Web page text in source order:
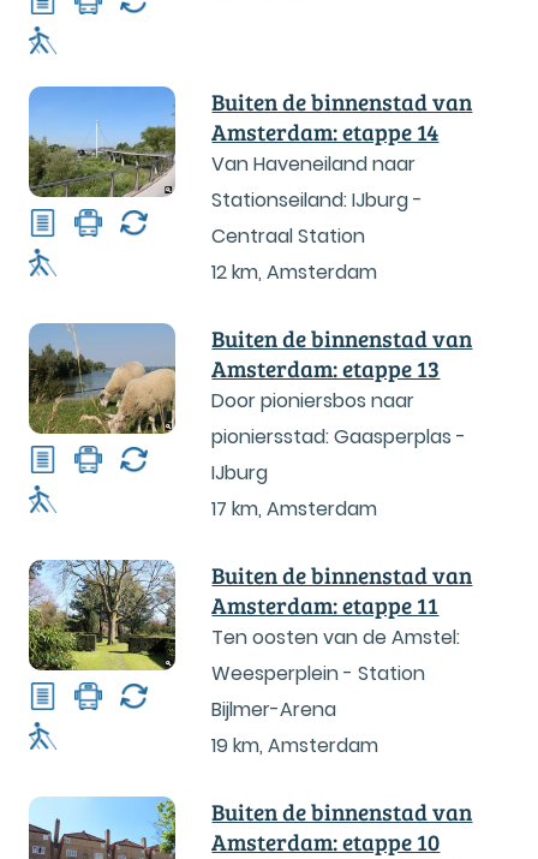
Buiten de binnenstad van
Amsterdam: etappe 14
Van Haveneiland naar
Stationseiland: IJburg -
Centraal Station
12 km,Amsterdam
Buiten de binnenstad van
Amsterdam: etappe 13
Door pioniersbos naar
pioniersstad: Gaasperplas -
IJburg
17 km,Amsterdam
Buiten de binnenstad van
Amsterdam: etappe 11
Ten oosten van de Amstel:
Weesperplein - Station
Bijlmer-Arena
19 km,Amsterdam
Buiten de binnenstad van
Amsterdam: etappe 10